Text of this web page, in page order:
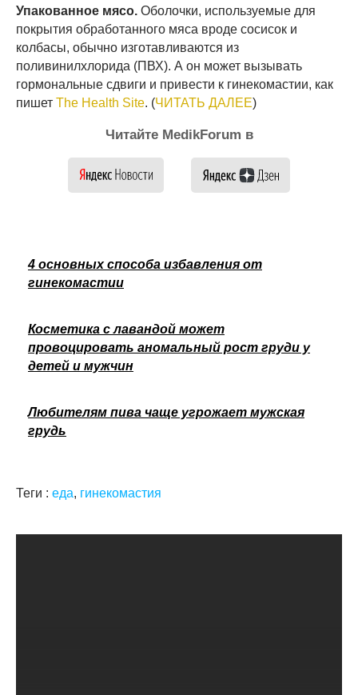
Упакованное мясо. Оболочки, используемые для
покрытия обработанного мяса вроде сосисок и
колбасы, обычно изготавливаются из
поливинилхлорида (ПВХ). А он может вызывать
гормональные сдвиги и привести к гинекомастии, как
пишет The Health Site. (ЧИТАТЬ ДАЛЕЕ)
Читайте MedikForum в
4 основных способа избавления от
гинекомастии
Косметика с лавандой может
провоцировать аномальный рост груди у
детей и мужчин
Любителям пива чаще угрожает мужская
грудь
Теги : еда, гинекомастия